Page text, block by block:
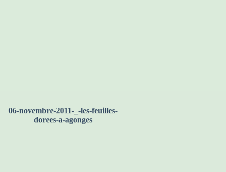
06-novembre-2011-_-les-feuilles-
dorees-a-agonges